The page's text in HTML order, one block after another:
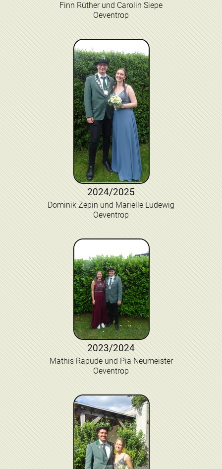
Finn Rüther und Carolin Siepe
Oeventrop
2024/2025
Dominik Zepin und Marielle Ludewig
Oeventrop
2023/2024
Mathis Rapude und Pia Neumeister
Oeventrop